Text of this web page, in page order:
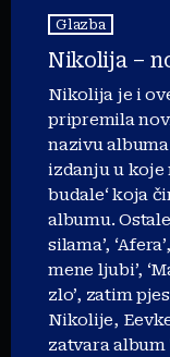
Glazba
Nikolija –
Nikolija je i
pripremila
nazivu
izdanju u koje
budale‘ koja
albumu.
silama’,
mene ljubi’,
zlo’, zatim
Nikolije,
zatvara album